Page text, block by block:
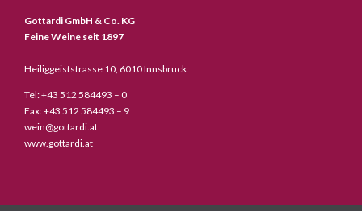
Gottardi GmbH & Co. KG
Feine Weine seit 1897
Heiliggeiststrasse 10, 6010 Innsbruck
Tel: +43 512 584493 – 0
Fax: +43 512 584493 – 9
wein@gottardi.at
www.gottardi.at